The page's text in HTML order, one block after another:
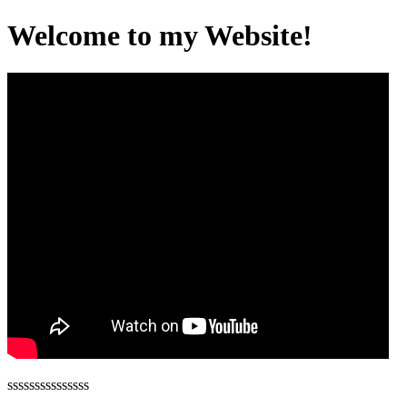
Welcome to my Website!
sssssssssssssss